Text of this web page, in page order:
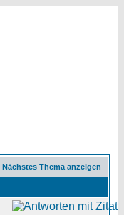
Nächstes Thema anzeigen